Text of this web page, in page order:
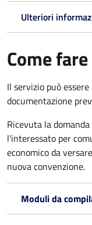
Ulteriori
Come fare
Il servizio può
documentazione
Ricevuta la
l'interessato per
economico da
nuova convenzione.
Moduli da